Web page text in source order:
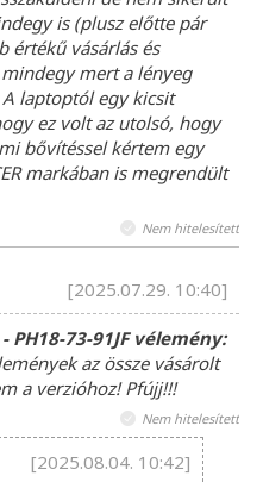
is (plusz előtte pár
értékű vásárlás és
mert a lényeg
laptoptól egy kicsit
ez volt az utolsó, hogy
bővítéssel kértem egy
markában is megrendült
Nem hitelesített
[2025.07.29. 10:40]
PH18-73-91JF vélemény:
az össze vásárolt
a verzióhoz! Pfújj!!!
Nem hitelesített
[2025.08.04. 10:42]